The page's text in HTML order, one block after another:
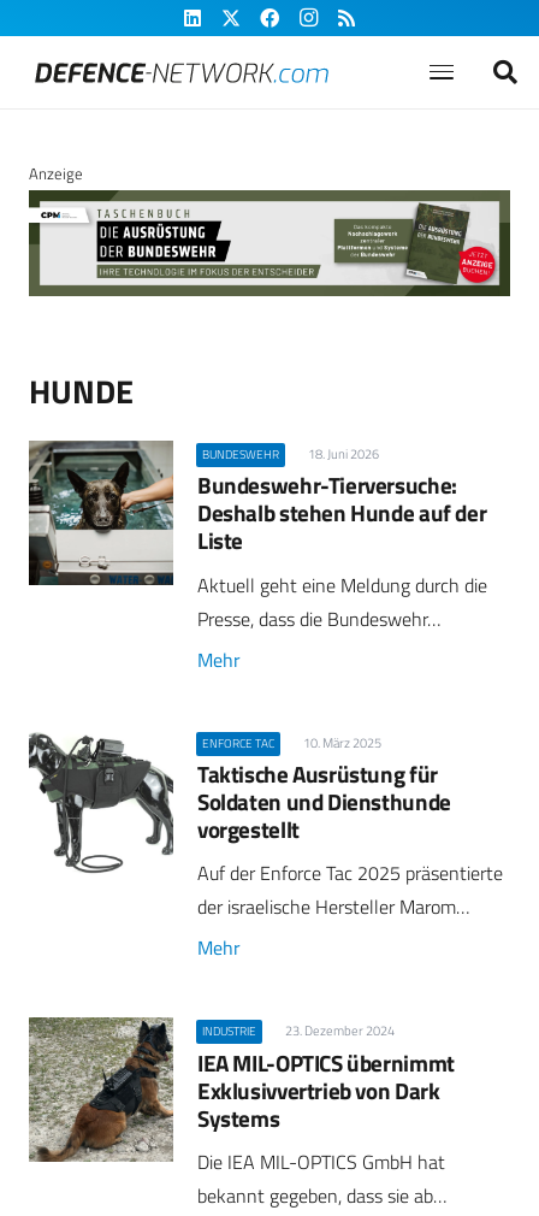
Anzeige
HUNDE
BUNDESWEHR 18. Juni 2026
Bundeswehr-Tierversuche:
Deshalb stehen Hunde auf der
Liste
Aktuell geht eine Meldung durch die
Presse, dass die Bundeswehr…
Mehr
ENFORCE TAC 10. März 2025
Taktische Ausrüstung für
Soldaten und Diensthunde
vorgestellt
Auf der Enforce Tac 2025 präsentierte
der israelische Hersteller Marom…
Mehr
INDUSTRIE 23. Dezember 2024
IEA MIL-OPTICS übernimmt
Exklusivvertrieb von Dark
Systems
Die IEA MIL-OPTICS GmbH hat
bekannt gegeben, dass sie ab…